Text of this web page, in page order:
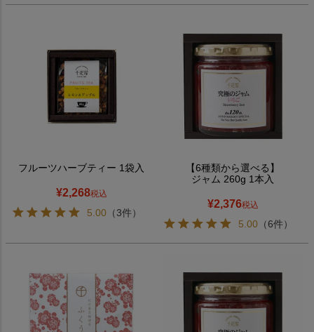
フルーツハーブティー 1袋入
¥2,268税込
5.00 （3件）
【6種類から選べる】
ジャム 260g 1本入
¥2,376税込
5.00 （6件）